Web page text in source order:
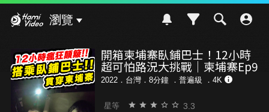
瀏覽
開箱柬埔寨臥鋪巴士！12小時
超可怕路況大挑戰｜柬埔寨Ep9
2022．台灣．8分鐘 ． 普遍級 ．4K
星等 3.3